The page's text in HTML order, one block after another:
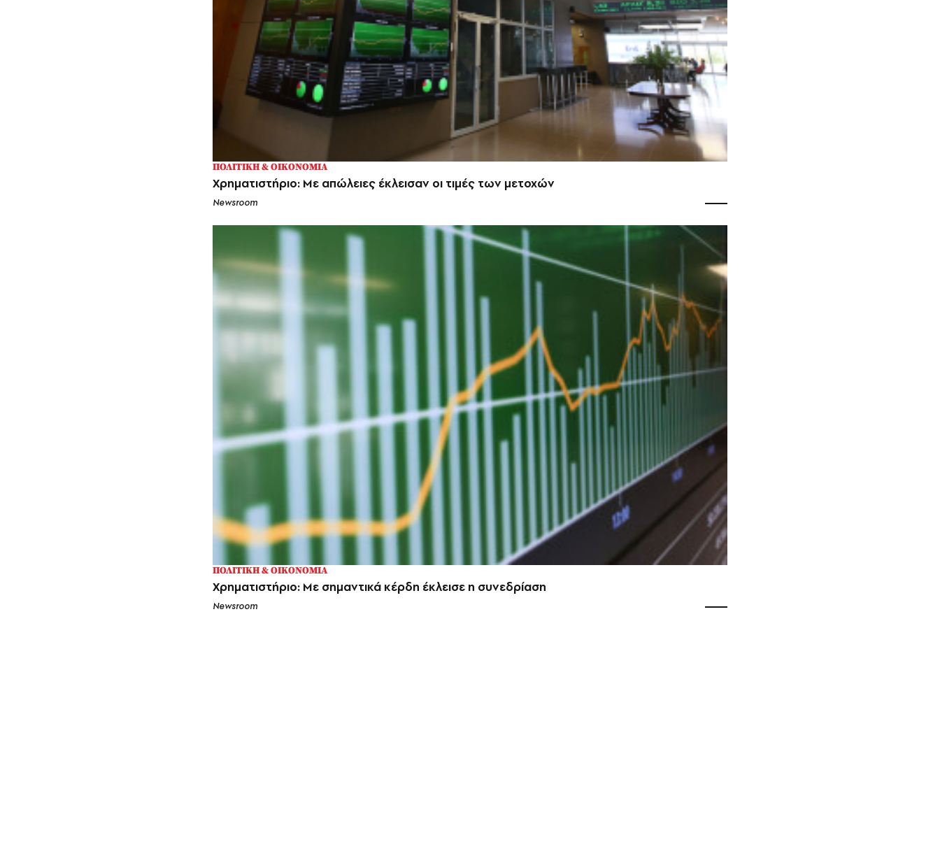
ΠΟΛΙΤΙΚΗ & ΟΙΚΟΝΟΜΙΑ
Χρηματιστήριο: Με απώλειες έκλεισαν οι τιμές των μετοχών
Newsroom
ΠΟΛΙΤΙΚΗ & ΟΙΚΟΝΟΜΙΑ
Χρηματιστήριο: Με σημαντικά κέρδη έκλεισε η συνεδρίαση
Newsroom